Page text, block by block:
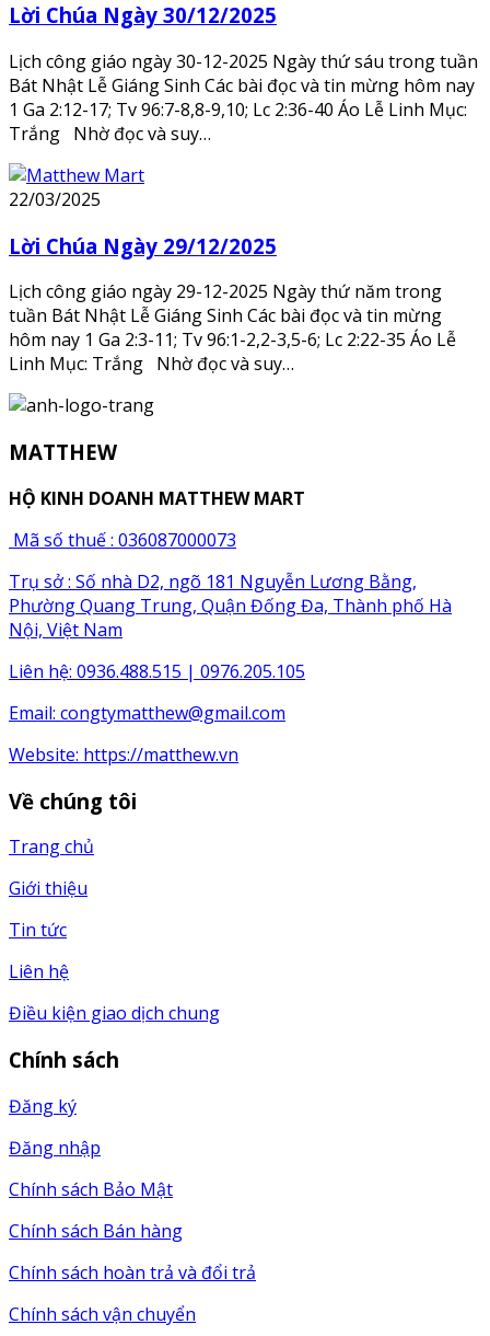
Lời Chúa Ngày 30/12/2025
Lịch công giáo ngày 30-12-2025 Ngày thứ sáu trong tuần
Bát Nhật Lễ Giáng Sinh Các bài đọc và tin mừng hôm nay
1 Ga 2:12-17; Tv 96:7-8,8-9,10; Lc 2:36-40 Áo Lễ Linh Mục:
Trắng Nhờ đọc và suy…
22/03/2025
Lời Chúa Ngày 29/12/2025
Lịch công giáo ngày 29-12-2025 Ngày thứ năm trong
tuần Bát Nhật Lễ Giáng Sinh Các bài đọc và tin mừng
hôm nay 1 Ga 2:3-11; Tv 96:1-2,2-3,5-6; Lc 2:22-35 Áo Lễ
Linh Mục: Trắng Nhờ đọc và suy…
MATTHEW
HỘ KINH DOANH MATTHEW MART
Mã số thuế : 036087000073
Trụ sở : Số nhà D2, ngõ 181 Nguyễn Lương Bằng,
Phường Quang Trung, Quận Đống Đa, Thành phố Hà
Nội, Việt Nam
Liên hệ: 0936.488.515 | 0976.205.105
Email: congtymatthew@gmail.com
Website: https://matthew.vn
Về chúng tôi
Trang chủ
Giới thiệu
Tin tức
Liên hệ
Điều kiện giao dịch chung
Chính sách
Đăng ký
Đăng nhập
Chính sách Bảo Mật
Chính sách Bán hàng
Chính sách hoàn trả và đổi trả
Chính sách vận chuyển